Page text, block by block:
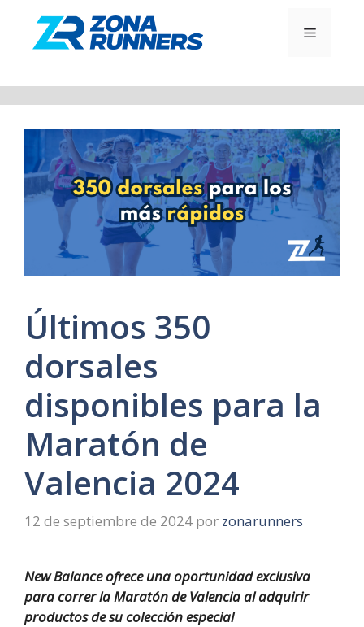
contenido
MENÚ
Últimos 350
dorsales
disponibles para la
Maratón de
Valencia 2024
12 de septiembre de 2024 por zonarunners
New Balance ofrece una oportunidad exclusiva
para correr la Maratón de Valencia al adquirir
productos de su colección especial